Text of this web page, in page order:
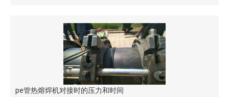
pe管热熔焊机对接时的压力和时间